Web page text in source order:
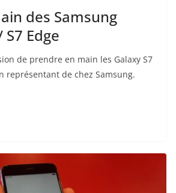
des Samsung
S7 Edge
de prendre en main les Galaxy S7
représentant de chez Samsung.